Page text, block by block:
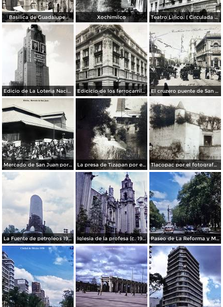
Basilica de Guadalupe. Xochimilco Teatro Lirico. ( Circulada el 1 de Agosto de 1926 ).
Edicio de La Loteria Nacional Ciudad de México Abril de 1964 Edicicio de los ferrocarriles. El cruzero puente de San Francisco y Guardiola por el fotografo Felix Miret.
Mercado de San Juan por el fotografo Felix Miret La presa de Tizapan por el fotografo Fernando Kososky. ( Circulada el 22 de Diembre de 1910 ). Tlacopac por el fotografo Hugo Brehme.
La Fuente de petroleos 1950. Iglesia de la profesa (c. 1950) Paseo de La Reforma y Mto a La Independencia 1950